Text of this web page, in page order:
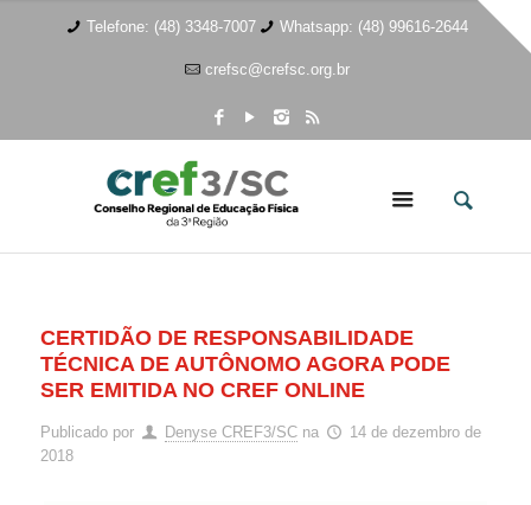
Telefone: (48) 3348-7007 Whatsapp: (48) 99616-2644
crefsc@crefsc.org.br
CERTIDÃO DE RESPONSABILIDADE
TÉCNICA DE AUTÔNOMO AGORA PODE
SER EMITIDA NO CREF ONLINE
Publicado por Denyse CREF3/SC na
14 de dezembro de
2018